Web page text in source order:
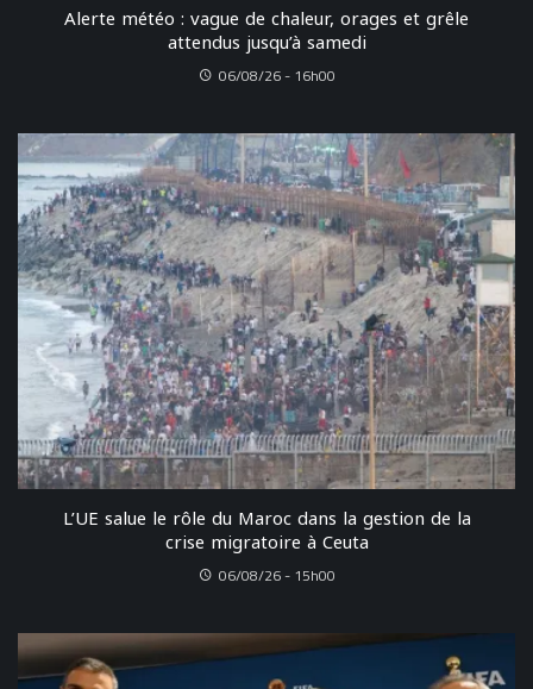
Alerte météo : vague de chaleur, orages et grêle
attendus jusqu’à samedi
06/08/26 - 16h00
L’UE salue le rôle du Maroc dans la gestion de la
crise migratoire à Ceuta
06/08/26 - 15h00